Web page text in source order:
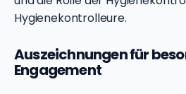
Hygienekontrolleure.
Auszeichnungen für
Engagement